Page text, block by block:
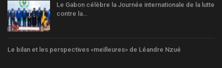
Le Gabon célèbre la Journée internationale de la lutte
contre la…
Le bilan et les perspectives «meilleures» de Léandre Nzué